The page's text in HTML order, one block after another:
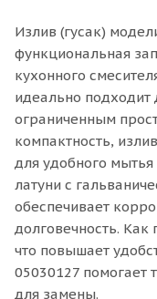
Излив (гусак)
функциональная
кухонного
идеально подходит
ограниченным
компактность,
для удобного
латуни с
обеспечивает
долговечность.
что повышает
05030127 помогает
для замены.